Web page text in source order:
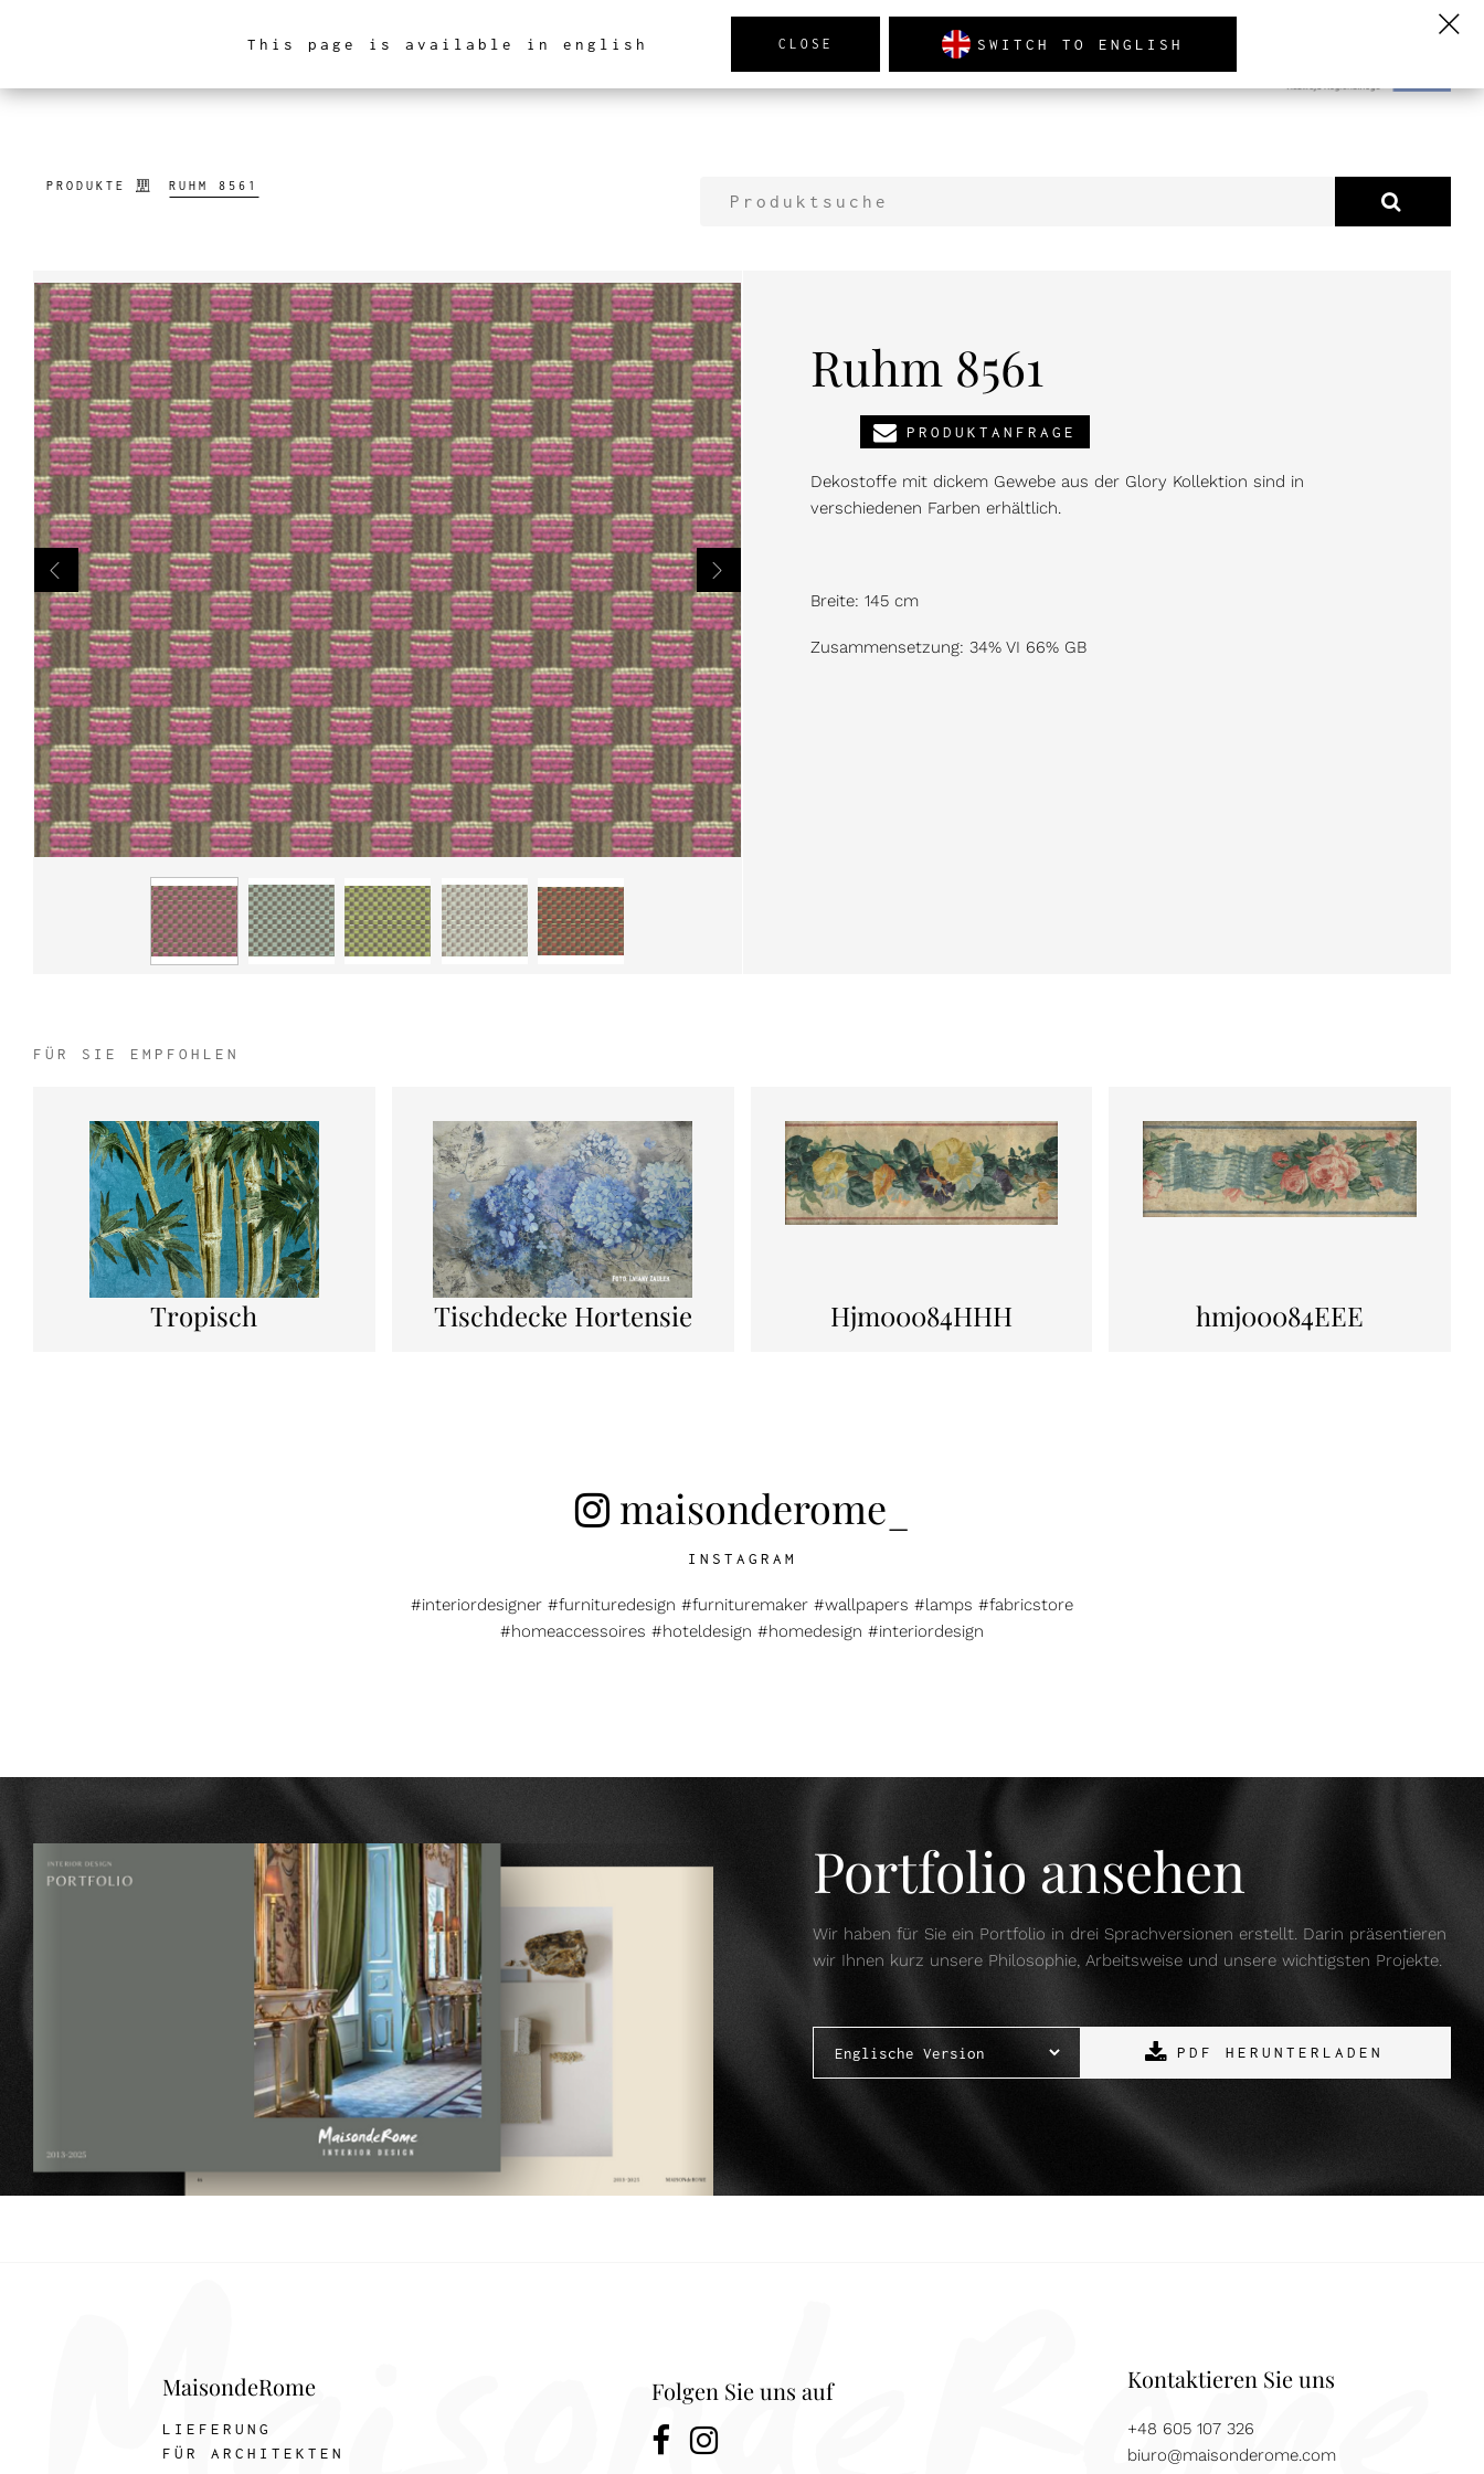
INNENARCHITEKTUR PRODUKTE NEUHEITEN AKTUELLES ÜBER UNS
PRODUKTE RUHM 8561
Ruhm 8561
PRODUKTANFRAGE
Dekostoffe mit dickem Gewebe aus der Glory Kollektion sind in
verschiedenen Farben erhältlich.
Breite: 145 cm
Zusammensetzung: 34% VI 66% GB
FÜR SIE EMPFOHLEN
Tropisch Tischdecke Hortensie Hjm00084HHH hmj00084EEE
maisonderome_
INSTAGRAM
#interiordesigner #furnituredesign #furnituremaker #wallpapers #lamps #fabricstore
#homeaccessoires #hoteldesign #homedesign #interiordesign
Portfolio ansehen
Wir haben für Sie ein Portfolio in drei Sprachversionen erstellt. Darin präsentieren
wir Ihnen kurz unsere Philosophie, Arbeitsweise und unsere wichtigsten Projekte.
PDF HERUNTERLADEN
MaisondeRome
LIEFERUNG
FÜR ARCHITEKTEN
Folgen Sie uns auf Kontaktieren Sie uns
+48 605 107 326
biuro@maisonderome.com
This page is available in english CLOSE SWITCH TO ENGLISH